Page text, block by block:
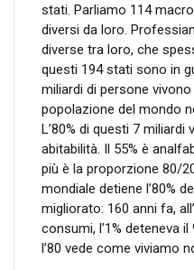
stati. Parliamo 114
diversi da loro.
diverse tra loro, che
questi 194 stati sono in
miliardi di persone
popolazione del mondo
L’80% di questi 7
abitabilità. Il 55% è
più è la proporzione 80/
mondiale detiene l’80%
migliorato: 160 anni fa,
consumi, l’1% deteneva
l’80 vede come viviamo